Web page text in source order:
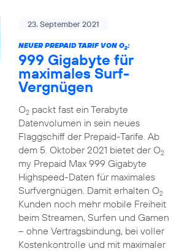
23. September 2021
NEUER PREPAID TARIF VON O2:
999 Gigabyte für
maximales Surf-
Vergnügen
O2packt fast ein Terabyte
Datenvolumen in sein neues
Flaggschiff der Prepaid-Tarife. Ab
dem 5. Oktober 2021 bietet der O2
my Prepaid Max 999 Gigabyte
Highspeed-Daten für maximales
Surfvergnügen. Damit erhalten O2
Kunden noch mehr mobile Freiheit
beim Streamen, Surfen und Gamen
– ohne Vertragsbindung, bei voller
Kostenkontrolle und mit maximaler